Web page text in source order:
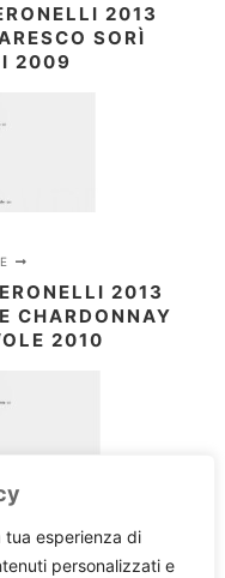
tua esperienza di
personalizzati e
2013
SORÌ
2009
2013
CHARDONNAY
2010